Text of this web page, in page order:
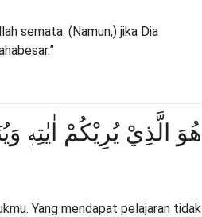
semata. (Namun,) jika Dia
هُوَ الَّذِيْ يُرِيْكُمْ اٰيٰتِهٖ
Yang mendapat pelajaran tidak